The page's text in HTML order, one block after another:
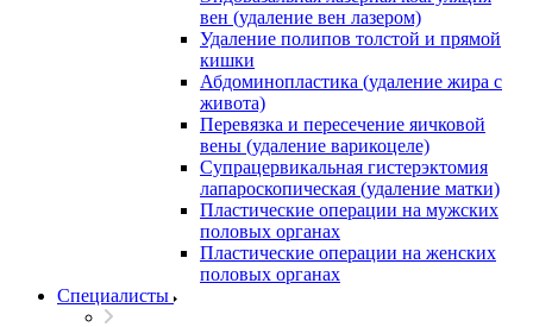
вен (удаление вен лазером)
Удаление полипов толстой и прямой
кишки
Абдоминопластика (удаление жира с
живота)
Перевязка и пересечение яичковой
вены (удаление варикоцеле)
Супрацервикальная гистерэктомия
лапароскопическая (удаление матки)
Пластические операции на мужских
половых органах
Пластические операции на женских
половых органах
Специалисты